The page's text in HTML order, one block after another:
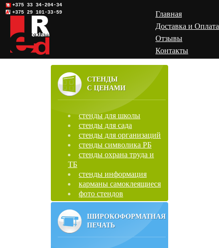
+375 33 34-204-34
+375 29 101-33-59
Главная
Доставка и Оплата
Отзывы
Контакты
СТЕНДЫ
С ЦЕНАМИ
стенды для школы
стенды для сада
стенды для организаций
стенды символика РБ
стенды охрана труда и
ТБ
стенды информация
карманы самоклеящиеся
фото стендов
ШИРОКОФОРМАТНАЯ
ПЕЧАТЬ